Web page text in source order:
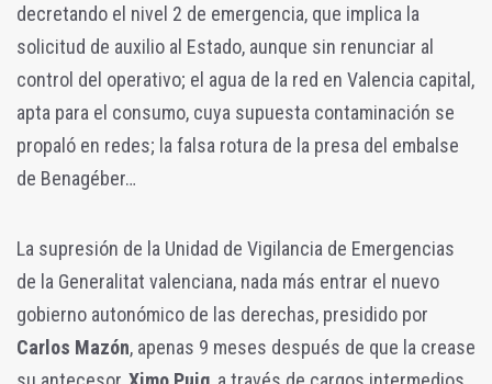
decretando el nivel 2 de emergencia, que implica la
solicitud de auxilio al Estado, aunque sin renunciar al
control del operativo; el agua de la red en Valencia capital,
apta para el consumo, cuya supuesta contaminación se
propaló en redes; la falsa rotura de la presa del embalse
de Benagéber…
La supresión de la Unidad de Vigilancia de Emergencias
de la Generalitat valenciana, nada más entrar el nuevo
gobierno autonómico de las derechas, presidido por
Carlos Mazón, apenas 9 meses después de que la crease